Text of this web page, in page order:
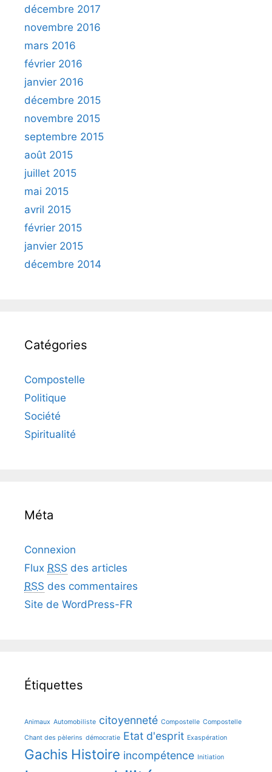
décembre 2017
novembre 2016
mars 2016
février 2016
janvier 2016
décembre 2015
novembre 2015
septembre 2015
août 2015
juillet 2015
mai 2015
avril 2015
février 2015
janvier 2015
décembre 2014
Catégories
Compostelle
Politique
Société
Spiritualité
Méta
Connexion
Flux RSS des articles
RSS des commentaires
Site de WordPress-FR
Étiquettes
Animaux Automobiliste citoyenneté Compostelle Compostelle
Chant des pèlerins démocratie Etat d'esprit Exaspération
Gachis Histoire incompétence Initiation